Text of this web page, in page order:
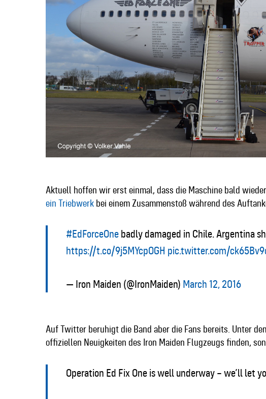
Aktuell hoffen wir erst einmal, dass die Maschine bald
ein Triebwerk bei einem Zusammenstoß während des
#EdForceOnebadly damaged in Chile. Argentina
https://t.co/9j5MYcpOGH pic.twitter.com/
— Iron Maiden (@IronMaiden) March 12, 2016
Auf Twitter beruhigt die Band aber die Fans bereits. Unter
offiziellen Neuigkeiten des Iron Maiden Flugzeugs finden,
Operation Ed Fix One is well underway – we’ll let